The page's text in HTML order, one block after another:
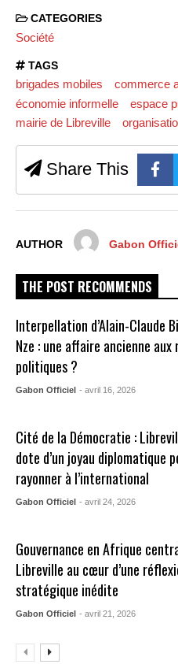
CATEGORIES
Société
TAGS
brigades mobiles commerce
économie informelle
espace
mairie de Libreville
Share This
AUTHOR Gabon
THE POST RECOMMENDS
Interpellation d’Alain-Claude
Nze : une affaire ancienne
politiques ?
Gabon Officiel - avril 16, 2026
Cité de la Démocratie :
dote d’un joyau diplomatique
rayonner à l’international
Gabon Officiel - avril 24, 2026
Gouvernance en Afrique
Libreville au cœur d’une
stratégique inédite
Gabon Officiel - avril 21, 2026